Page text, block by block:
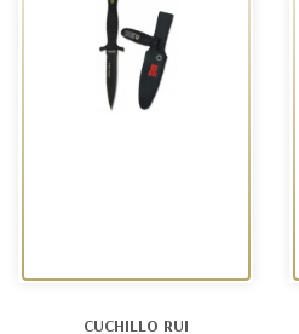
CUCHILLO RUI